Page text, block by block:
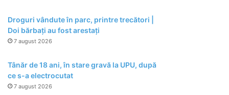
Droguri vândute în parc, printre trecători |
Doi bărbați au fost arestați
7 august 2026
Tânăr de 18 ani, în stare gravă la UPU, după
ce s-a electrocutat
7 august 2026